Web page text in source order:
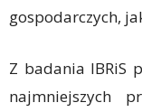
gospodarczych,
Z badania IBRiS
najmniejszych